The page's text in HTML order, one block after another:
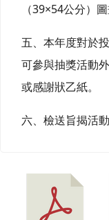
（39×54公分）
五、本年度對於
可參與抽獎活動
或感謝狀乙紙。
六、檢送旨揭活